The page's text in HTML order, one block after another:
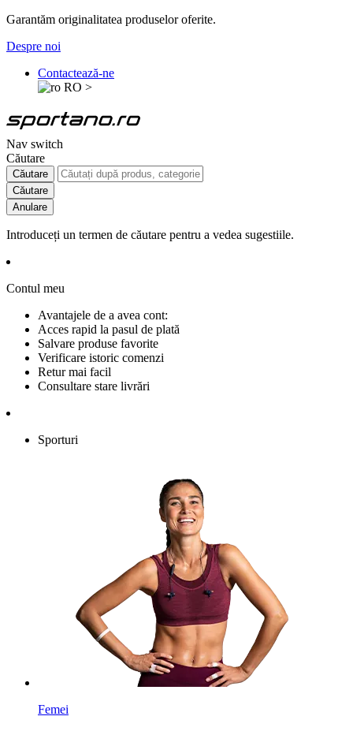
Garantăm originalitatea produselor oferite.
Despre noi
Contactează-ne
RO >
Nav switch
Căutare
Căutare
Căutare
Anulare
Introduceți un termen de căutare pentru a vedea sugestiile.
Contul meu
Avantajele de a avea cont:
Acces rapid la pasul de plată
Salvare produse favorite
Verificare istoric comenzi
Retur mai facil
Consultare stare livrări
Sporturi
Femei